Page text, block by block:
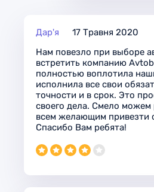
Дар'я
17 Травня 2020
Нам повезло при выборе
встретить компанию
полностью воплотила
исполнила все свои
точности и в срок. Это
своего дела. Смело можем
всем желающим привезти
Спасибо Вам ребята!